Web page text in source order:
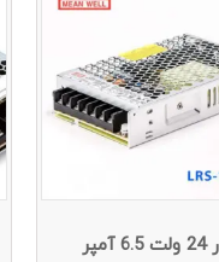
آمپر